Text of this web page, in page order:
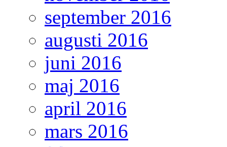
september 2016
augusti 2016
juni 2016
maj 2016
april 2016
mars 2016